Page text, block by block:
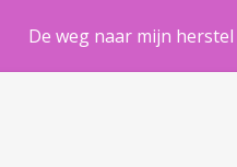
De weg naar mijn herstel